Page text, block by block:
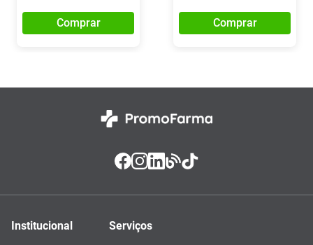
Comprar Comprar
Institucional Serviços